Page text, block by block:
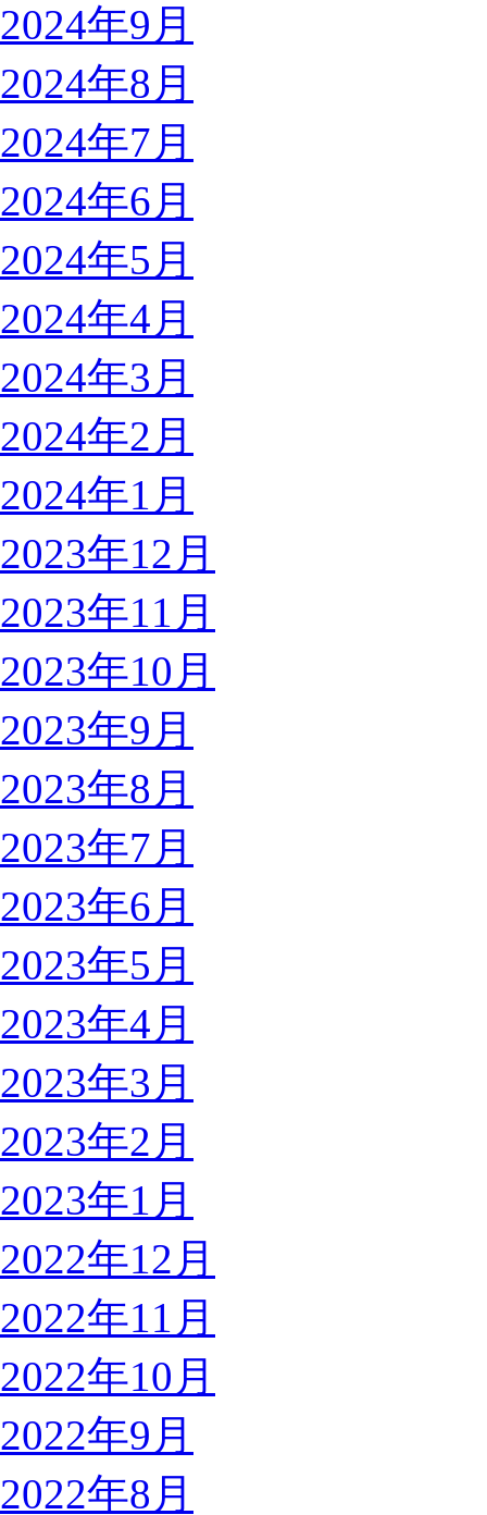
2024年9月
2024年8月
2024年7月
2024年6月
2024年5月
2024年4月
2024年3月
2024年2月
2024年1月
2023年12月
2023年11月
2023年10月
2023年9月
2023年8月
2023年7月
2023年6月
2023年5月
2023年4月
2023年3月
2023年2月
2023年1月
2022年12月
2022年11月
2022年10月
2022年9月
2022年8月